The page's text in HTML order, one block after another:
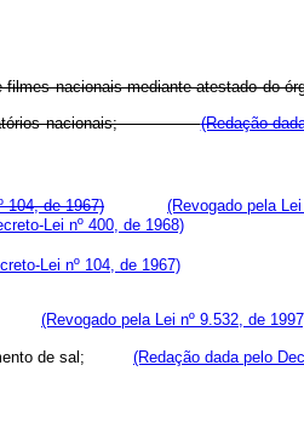
nacionais mediante atestado do
laboratórios nacionais;(Redação
104, de 1967)
(Revogado pela
Lei nº 400, de 1968)
Lei nº 104, de 1967)
(Revogado pela Lei nº 9.532, de
de sal; (Redação dada pelo